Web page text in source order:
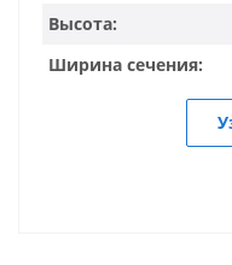
Высота:
Ширина сечения: